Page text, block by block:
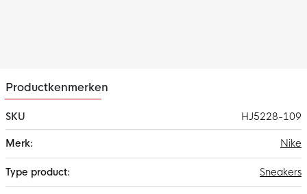
Productkenmerken
SKU
HJ5228-109
informatie
Nike
Sneakers